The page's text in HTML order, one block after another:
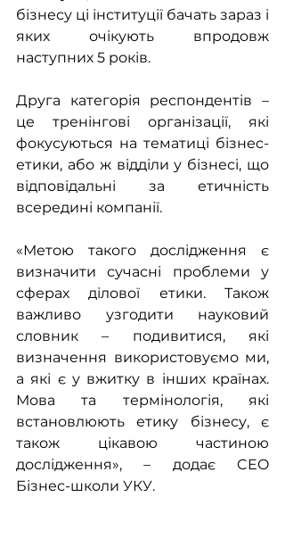
бізнесу ці інституції бачать зараз і
яких очікують впродовж
наступних 5 років.
Друга категорія респондентів –
це тренінгові організації, які
фокусуються на тематиці бізнес-
етики, або ж відділи у бізнесі, що
відповідальні за етичність
всередині компанії.
«Метою такого дослідження є
визначити сучасні проблеми у
сферах ділової етики. Також
важливо узгодити науковий
словник – подивитися, які
визначення використовуємо ми,
а які є у вжитку в інших країнах.
Мова та термінологія, які
встановлюють етику бізнесу, є
також цікавою частиною
дослідження», – додає CEO
Бізнес-школи УКУ.